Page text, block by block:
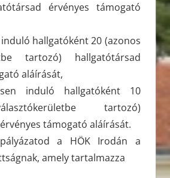
érvényes támogató
induló hallgatóként 20 (azonos
tartozó) hallgatótársad
aláírását,
induló hallgatóként 10
tartozó)
támogató aláírását.
a HÖK Irodán a
amely tartalmazza